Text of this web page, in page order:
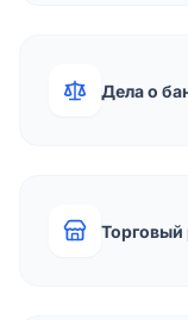
Дела о
Торговый